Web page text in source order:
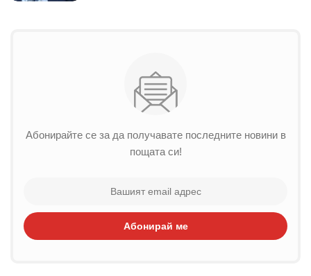
Абонирайте се за да получавате последните новини в
пощата си!
Абонирай ме